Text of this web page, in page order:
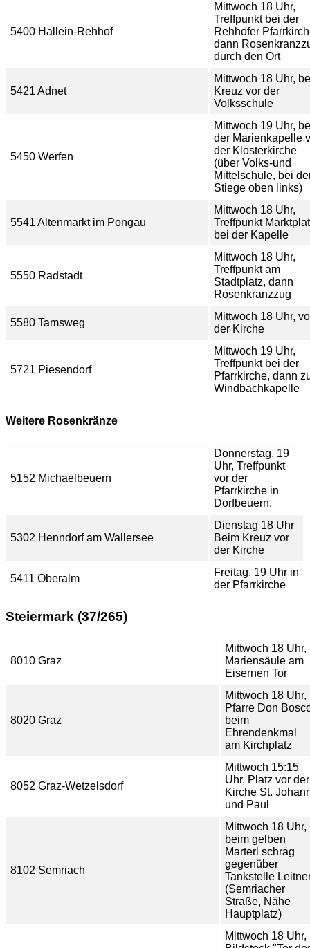
5400 Hallein-Rehhof
Mittwoch 18 Uhr,
Treffpunkt bei der
Rehhofer
dann
durch den Ort
5421 Adnet
Mittwoch 18 Uhr,
Kreuz vor der
Volksschule
5450 Werfen
Mittwoch 19 Uhr,
der Marienkapelle
der Klosterkirche
(über Volks-und
Mittelschule, bei
Stiege oben links)
5541 Altenmarkt im Pongau
Mittwoch 18 Uhr,
Treffpunkt
bei der Kapelle
5550 Radstadt
Mittwoch 18 Uhr,
Treffpunkt am
Stadtplatz, dann
Rosenkranzzug
5580 Tamsweg
Mittwoch 18 Uhr,
der Kirche
5721 Piesendorf
Mittwoch 19 Uhr,
Treffpunkt bei der
Pfarrkirche, dann
Windbachkapelle
Weitere Rosenkränze
5152 Michaelbeuern
Donnerstag, 19
Uhr, Treffpunkt
vor der
Pfarrkirche in
Dorfbeuern,
5302 Henndorf am Wallersee
Dienstag 18 Uhr
Beim Kreuz vor
der Kirche
5411 Oberalm
Freitag, 19 Uhr in
der Pfarrkirche
Steiermark (37/265)
8010 Graz
Mittwoch 18 Uhr,
Mariensäule am
Eisernen Tor
8020 Graz
Mittwoch 18 Uhr,
Pfarre Don
beim
Ehrendenkmal
am Kirchplatz
8052 Graz-Wetzelsdorf
Mittwoch 15:15
Uhr, Platz vor der
Kirche St.
und Paul
8102 Semriach
Mittwoch 18 Uhr,
beim gelben
Marterl schräg
gegenüber
Tankstelle
(Semriacher
Straße, Nähe
Hauptplatz)
Mittwoch 18 Uhr,